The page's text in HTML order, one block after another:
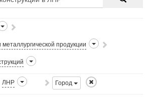
продукции
ЛНР Город